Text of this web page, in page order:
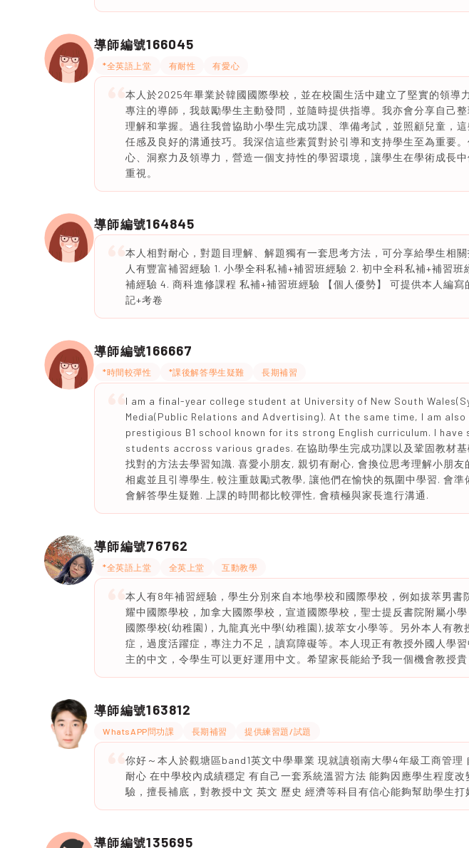
導師編號166045
*全英語上堂 有耐性 有愛心
本人於2025年畢業於韓國國際學校，並在校園生活中建立了堅實的領導
專注的導師，我鼓勵學生主動發問，並隨時提供指導。我亦會分享自己
理解和掌握。過往我曾協助小學生完成功課、準備考試，並照顧兒童，
任感及良好的溝通技巧。我深信這些素質對於引導和支持學生至為重要
心、洞察力及領導力，營造一個支持性的學習環境，讓學生在學術成長
重視。
導師編號164845
本人相對耐心，對題目理解、解題獨有一套思考方法，可分享給學生相
人有豐富補習經驗 1. 小學全科私補+補習班經驗 2. 初中全科私補+補習
補經驗 4. 商科進修課程 私補+補習班經驗 【個人優勢】 可提供本人編
記+考卷
導師編號166667
*時間較彈性 *課後解答學生疑難 長期補習
I am a final-year college student at University of New South
Media(Public Relations and Advertising). At the same time, I am also
prestigious B1 school known for its strong English curriculum. I
students accross various grades. 在協助學生完成功課以及鞏固教材
找對的方法去學習知識. 喜愛小朋友, 親切有耐心, 會換位思考理解小朋
相處並且引導學生, 較注重鼓勵式教學, 讓他們在愉快的氛圍中學習. 會
會解答學生疑難. 上課的時間都比較彈性, 會積極與家長進行溝通.
導師編號76762
*全英語上堂 全英上堂 互動教學
本人有8年補習經驗，學生分別來自本地學校和國際學校，例如拔萃男書
耀中國際學校，加拿大國際學校，宣道國際學校，聖士提反書院附屬小
國際學校(幼稚園)，九龍真光中學(幼稚園),拔萃女小學等。另外本人有教
症，過度活躍症，專注力不足，讀寫障礙等。本人現正有教授外國人學
主的中文，令學生可以更好運用中文。希望家長能給予我一個機會教授貴
導師編號163812
WhatsAPP問功課 長期補習 提供練習題/試題
你好～本人於觀塘區band1英文中學畢業 現就讀嶺南大學4年級工商管理
耐心 在中學校內成績穩定 有自己一套系統溫習方法 能夠因應學生程度
驗，擅長補底，對教授中文 英文 歷史 經濟等科目有信心能夠幫助學生
導師編號135695